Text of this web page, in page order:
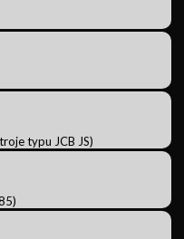
typu JCB JS)